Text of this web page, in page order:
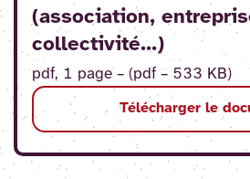
(association,
collectivité...)
pdf, 1 page – (pdf – 533 KB)
Télécharger le